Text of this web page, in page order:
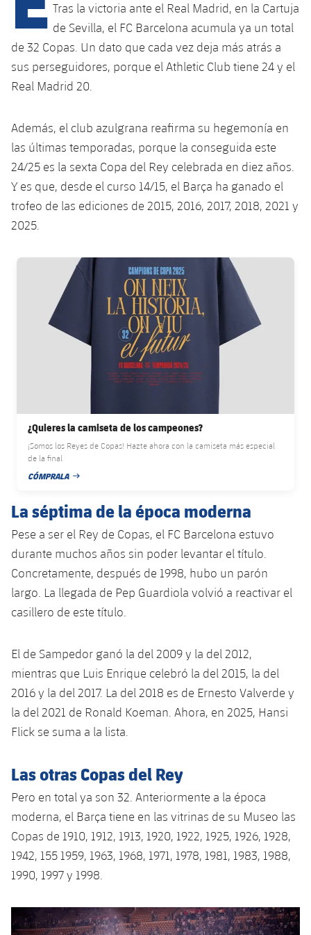
plusicon
más
Instalaciones
Palau Blaugrana
Estadi Johan Cruyff
Ciutat Esportiva
La Masia
Servicios
Servicios Médicos
plusicon
Acreditaciones
SUB13
SUB12
SUB11 B
SUB10 A
SUB10 B
SUB9 B
SUB8 A
SUB8 B
SUB13 B
SUB12 C
Entradas
Gameday Shows
Clasificación
Jugadores
Fotos
Palmarés
Base
Barça Atlètic
Junior
Cadete B
Infantil A
Infantil B
Campus Verano
PLUSICON
MÁS
Primer Equipo
plusicon
más
Calendario
Entradas
Clasificaciones
Jugadores
Fotos
Palmarés
plusicon
más
Actualidad
Calendario
Clasificaciones
Jugadores
Fotos
plusicon
más
Actualidad
Cadete A
Cadete B
Infantil A
Infantil B
PLUSICON
MÁS
Actualidad
Calendario
Entradas
Resultados
Jugadors
Fotos
Palmarés
Historia
Barça Atlètic
plusicon
más
Actualidad
Calendario
Resultados
Jugadores
Clasificaciones
Base
plusicon
más
Actualidad
Cadete
Infantil
Campus Verano
PLUSICON
plusicon
más
Actualidad
Entradas
Resultados
Clasificaciones
Historia
Palmarés
Barça Atlètic
plusicon
más
Calendario
Resultados
Jugadores
plusicon
más
Actualidad
Barça C
Junior
Infantil
Alevín
Campus Verano
Información general
plusicon
más
Atletismo
plusicon
más
Actualidad
Masculino
Baloncesto en silla de ruedas
plusicon
más
Calendario
Resultados
Clasificaciones
Hockey sobre hielo
plusicon
más
Jugadores
Calendario
Resultados
plusicon
más
Noticias
Hockey Hierba Masculino
Hockey Hierba Femenino
Patinaje artístico
Actualidad
Plantilla
Agenda
Escuela de Patinaje
Rugby
plusicon
más
Actualidad
Voleibol
plusicon
más
Tras la victoria ante el Real Madrid, en la Cartuja
de Sevilla, el FC Barcelona acumula ya un total
de 32 Copas. Un dato que cada vez deja más atrás a
sus perseguidores, porque el Athletic Club tiene 24 y el
Real Madrid 20.
Además, el club azulgrana reafirma su hegemonía en
las últimas temporadas, porque la conseguida este
24/25 es la sexta Copa del Rey celebrada en diez años.
Y es que, desde el curso 14/15, el Barça ha ganado el
trofeo de las ediciones de 2015, 2016, 2017, 2018, 2021 y
2025.
FC Barcelona club badge
¿Quieres la camiseta de los campeones?
¡Somos los Reyes de Copas! Hazte ahora con la camiseta más especial
de la final
CÓMPRALA
FECHA DE PUBLICACIÓN
La séptima de la época moderna
Pese a ser el Rey de Copas, el FC Barcelona estuvo
durante muchos años sin poder levantar el título.
Concretamente, después de 1998, hubo un parón
largo. La llegada de Pep Guardiola volvió a reactivar el
casillero de este título.
El de Sampedor ganó la del 2009 y la del 2012,
mientras que Luis Enrique celebró la del 2015, la del
2016 y la del 2017. La del 2018 es de Ernesto Valverde y
la del 2021 de Ronald Koeman. Ahora, en 2025, Hansi
Flick se suma a la lista.
Las otras Copas del Rey
Pero en total ya son 32. Anteriormente a la época
moderna, el Barça tiene en las vitrinas de su Museo las
Copas de 1910, 1912, 1913, 1920, 1922, 1925, 1926, 1928,
1942, 155 1959, 1963, 1968, 1971, 1978, 1981, 1983, 1988,
1990, 1997 y 1998.
Anterior
label.aria.chevronleft Siguiente